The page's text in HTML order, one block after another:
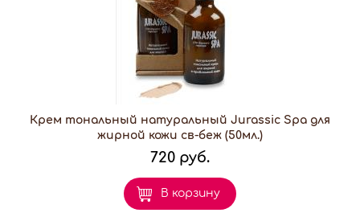
Крем тональный натуральный Jurassic Spa для
жирной кожи св-беж (50мл.)
720 руб.
В корзину